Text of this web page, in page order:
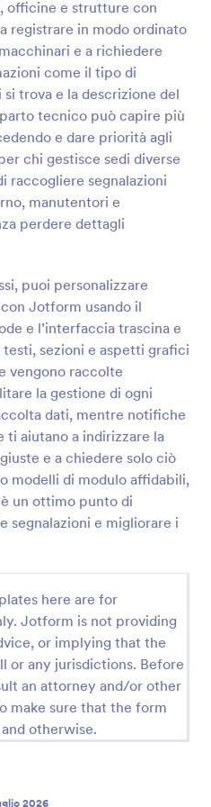
officine e strutture con
registrare in modo ordinato
e a richiedere
come il tipo di
trova e la descrizione del
tecnico può capire più
e dare priorità agli
chi gestisce sedi diverse
raccogliere segnalazioni
manutentori e
perdere dettagli
puoi personalizzare
Jotform usando il
e l’interfaccia trascina e
testi, sezioni e aspetti grafici
vengono raccolte
la gestione di ogni
dati, mentre notifiche
ti aiutano a indirizzare la
e a chiedere solo ciò
modelli di modulo affidabili,
un ottimo punto di
segnalazioni e migliorare i
here are for
Jotform is not providing
or implying that the
or any jurisdictions. Before
an attorney and/or other
make sure that the form
otherwise.
2026
Lista Di Controllo Manutenzione HVAC Form 🛠️❄️
con la Lista di
dell’impianto HVAC
per strutture e aziende
la raccolta dati e